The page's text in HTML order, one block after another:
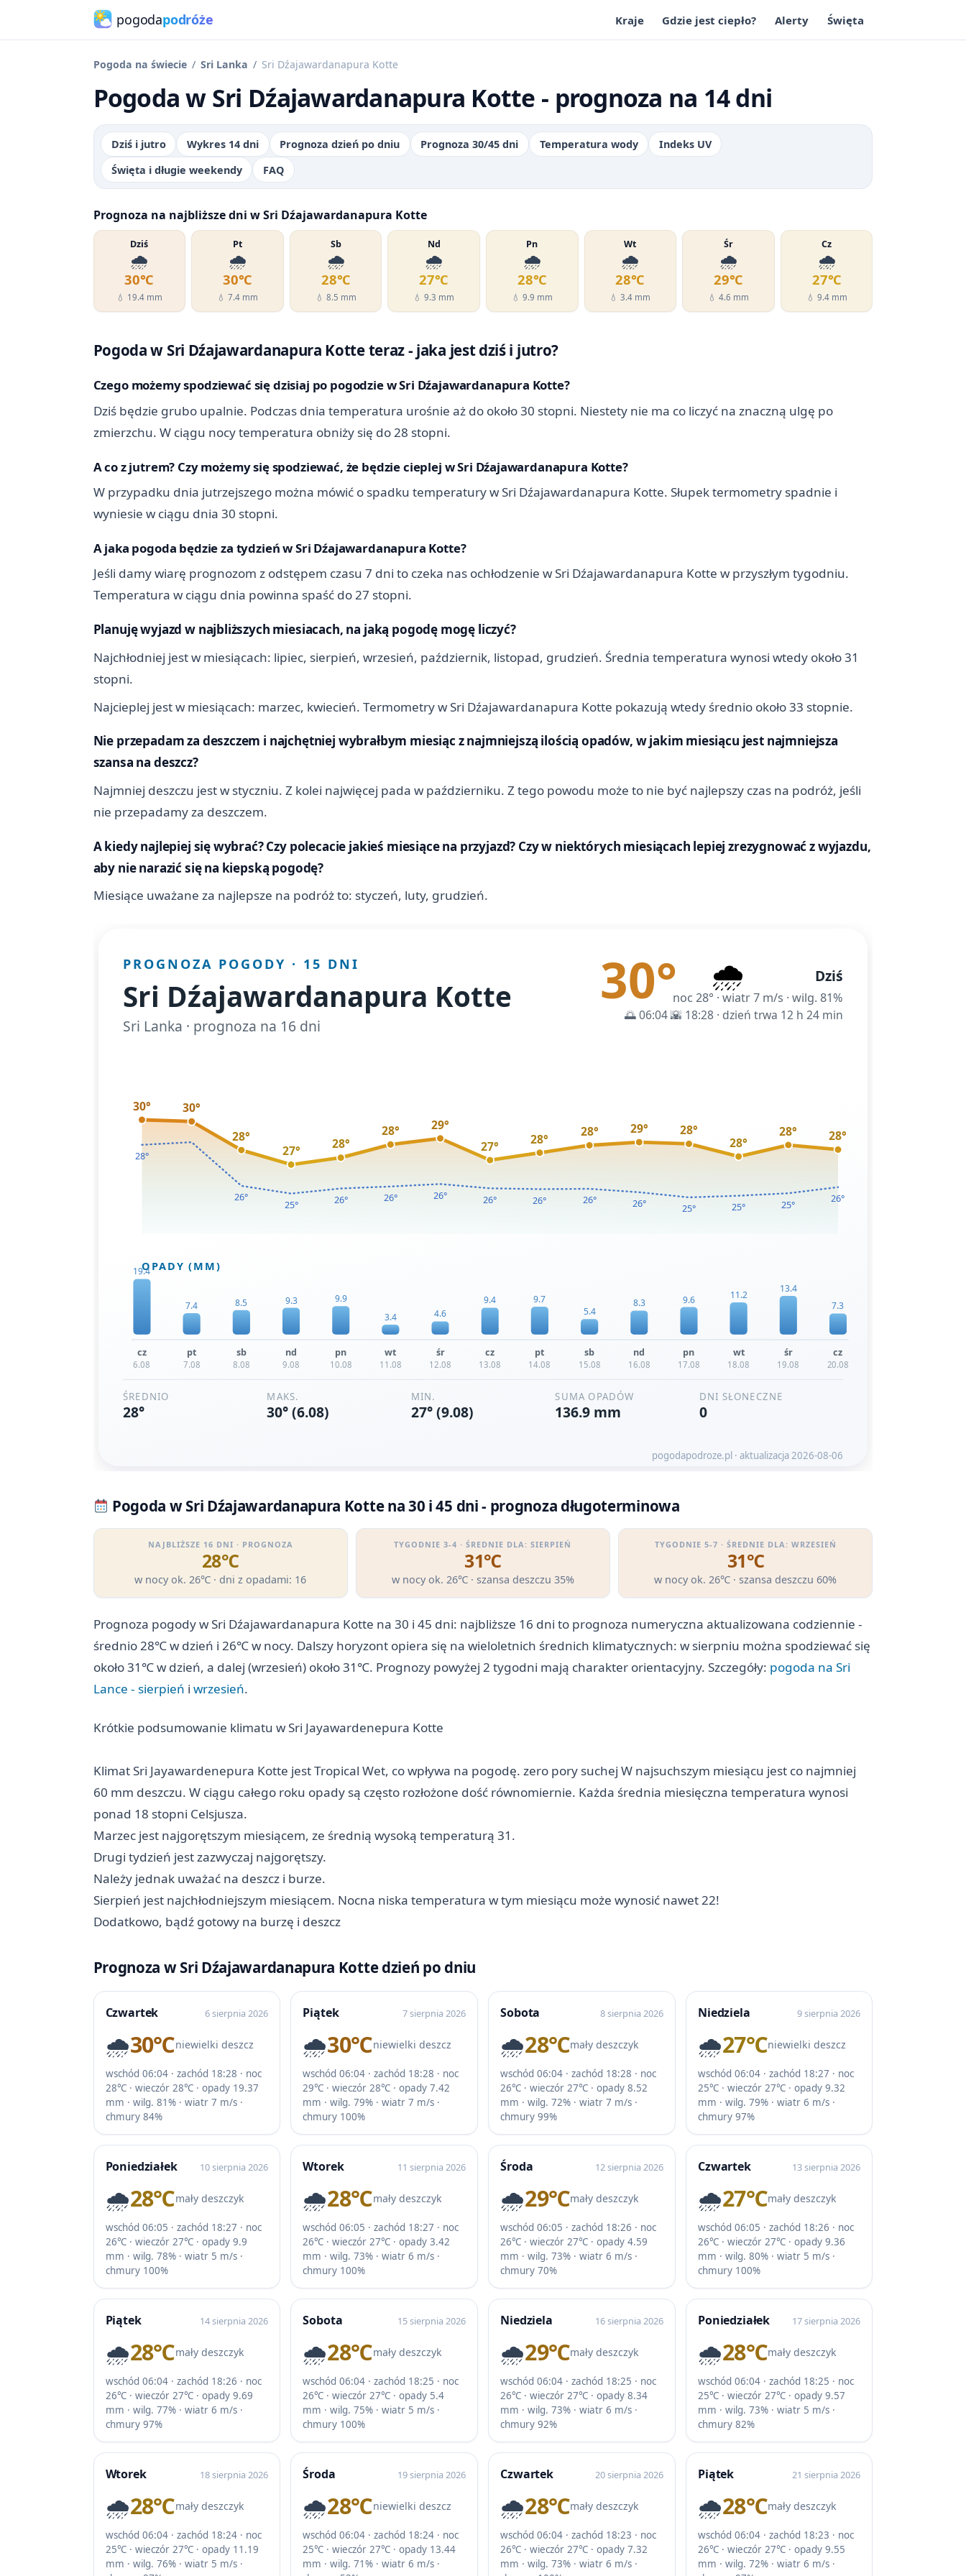
pogodapodróże Kraje Gdzie jest ciepło? Alerty Święta
Pogoda na świecie Sri Lanka Sri Dźajawardanapura Kotte
Pogoda w Sri Dźajawardanapura Kotte - prognoza na 14 dni
Dziś i jutro Wykres 14 dni Prognoza dzień po dniu Prognoza 30/45 dni Temperatura wody
Indeks UV
Święta i długie weekendy
FAQ
Prognoza na najbliższe dni w Sri Dźajawardanapura Kotte
Dziś
🌧️
30℃
💧 19.4 mm
Pt
🌧️
30℃
💧 7.4 mm
Sb
🌧️
28℃
💧 8.5 mm
Nd
🌧️
27℃
💧 9.3 mm
Pn
🌧️
28℃
💧 9.9 mm
Wt
🌧️
28℃
💧 3.4 mm
Śr
🌧️
29℃
💧 4.6 mm
Cz
🌧️
27℃
💧 9.4 mm
Pogoda w Sri Dźajawardanapura Kotte teraz - jaka jest dziś i jutro?
Czego możemy spodziewać się dzisiaj po pogodzie w Sri Dźajawardanapura Kotte?
Dziś będzie grubo upalnie. Podczas dnia temperatura urośnie aż do około 30 stopni. Niestety nie ma co liczyć na znaczną ulgę po
zmierzchu. W ciągu nocy temperatura obniży się do 28 stopni.
A co z jutrem? Czy możemy się spodziewać, że będzie cieplej w Sri Dźajawardanapura Kotte?
W przypadku dnia jutrzejszego można mówić o spadku temperatury w Sri Dźajawardanapura Kotte. Słupek termometry spadnie i
wyniesie w ciągu dnia 30 stopni.
A jaka pogoda będzie za tydzień w Sri Dźajawardanapura Kotte?
Jeśli damy wiarę prognozom z odstępem czasu 7 dni to czeka nas ochłodzenie w Sri Dźajawardanapura Kotte w przyszłym tygodniu.
Temperatura w ciągu dnia powinna spaść do 27 stopni.
Planuję wyjazd w najbliższych miesiacach, na jaką pogodę mogę liczyć?
Najchłodniej jest w miesiącach: lipiec, sierpień, wrzesień, październik, listopad, grudzień. Średnia temperatura wynosi wtedy około 31
stopni.
Najcieplej jest w miesiącach: marzec, kwiecień. Termometry w Sri Dźajawardanapura Kotte pokazują wtedy średnio około 33 stopnie.
Nie przepadam za deszczem i najchętniej wybrałbym miesiąc z najmniejszą ilością opadów, w jakim miesiącu jest najmniejsza
szansa na deszcz?
Najmniej deszczu jest w styczniu. Z kolei najwięcej pada w październiku. Z tego powodu może to nie być najlepszy czas na podróż, jeśli
nie przepadamy za deszczem.
A kiedy najlepiej się wybrać? Czy polecacie jakieś miesiące na przyjazd? Czy w niektórych miesiącach lepiej zrezygnować z wyjazdu,
aby nie narazić się na kiepską pogodę?
Miesiące uważane za najlepsze na podróż to: styczeń, luty, grudzień.
Pogoda w Sri Dźajawardanapura Kotte na 30 i 45 dni - prognoza długoterminowa
NAJBLIŻSZE 16 DNI · PROGNOZA
28℃
w nocy ok. 26℃ · dni z opadami: 16
TYGODNIE 3-4 · ŚREDNIE DLA: SIERPIEŃ
31℃
w nocy ok. 26℃ · szansa deszczu 35%
TYGODNIE 5-7 · ŚREDNIE DLA: WRZESIEŃ
31℃
w nocy ok. 26℃ · szansa deszczu 60%
Prognoza pogody w Sri Dźajawardanapura Kotte na 30 i 45 dni: najbliższe 16 dni to prognoza numeryczna aktualizowana codziennie -
średnio 28℃ w dzień i 26℃ w nocy. Dalszy horyzont opiera się na wieloletnich średnich klimatycznych: w sierpniu można spodziewać się
około 31℃ w dzień, a dalej (wrzesień) około 31℃. Prognozy powyżej 2 tygodni mają charakter orientacyjny. Szczegóły: pogoda na Sri
Lance - sierpień i wrzesień.
Krótkie podsumowanie klimatu w Sri Jayawardenepura Kotte
Klimat Sri Jayawardenepura Kotte jest Tropical Wet, co wpływa na pogodę. zero pory suchej W najsuchszym miesiącu jest co najmniej
60 mm deszczu. W ciągu całego roku opady są często rozłożone dość równomiernie. Każda średnia miesięczna temperatura wynosi
ponad 18 stopni Celsjusza.
Marzec jest najgorętszym miesiącem, ze średnią wysoką temperaturą 31.
Drugi tydzień jest zazwyczaj najgorętszy.
Należy jednak uważać na deszcz i burze.
Sierpień jest najchłodniejszym miesiącem. Nocna niska temperatura w tym miesiącu może wynosić nawet 22!
Dodatkowo, bądź gotowy na burzę i deszcz
Prognoza w Sri Dźajawardanapura Kotte dzień po dniu
Czwartek 6 sierpnia 2026
🌧️30℃niewielki deszcz
wschód 06:04 · zachód 18:28 · noc
28℃ · wieczór 28℃ · opady 19.37
mm · wilg. 81% · wiatr 7 m/s ·
chmury 84%
Piątek 7 sierpnia 2026
🌧️30℃niewielki deszcz
wschód 06:04 · zachód 18:28 · noc
29℃ · wieczór 28℃ · opady 7.42
mm · wilg. 79% · wiatr 7 m/s ·
chmury 100%
Sobota 8 sierpnia 2026
🌧️28℃mały deszczyk
wschód 06:04 · zachód 18:28 · noc
26℃ · wieczór 27℃ · opady 8.52
mm · wilg. 72% · wiatr 7 m/s ·
chmury 99%
Niedziela 9 sierpnia 2026
🌧️27℃niewielki deszcz
wschód 06:04 · zachód 18:27 · noc
25℃ · wieczór 27℃ · opady 9.32
mm · wilg. 79% · wiatr 6 m/s ·
chmury 97%
Poniedziałek 10 sierpnia 2026
🌧️28℃mały deszczyk
wschód 06:05 · zachód 18:27 · noc
26℃ · wieczór 27℃ · opady 9.9
mm · wilg. 78% · wiatr 5 m/s ·
chmury 100%
Wtorek 11 sierpnia 2026
🌧️28℃mały deszczyk
wschód 06:05 · zachód 18:27 · noc
26℃ · wieczór 27℃ · opady 3.42
mm · wilg. 73% · wiatr 6 m/s ·
chmury 100%
Środa 12 sierpnia 2026
🌧️29℃mały deszczyk
wschód 06:05 · zachód 18:26 · noc
26℃ · wieczór 27℃ · opady 4.59
mm · wilg. 73% · wiatr 6 m/s ·
chmury 70%
Czwartek 13 sierpnia 2026
🌧️27℃mały deszczyk
wschód 06:05 · zachód 18:26 · noc
26℃ · wieczór 27℃ · opady 9.36
mm · wilg. 80% · wiatr 5 m/s ·
chmury 100%
Piątek 14 sierpnia 2026
🌧️28℃mały deszczyk
wschód 06:04 · zachód 18:26 · noc
26℃ · wieczór 27℃ · opady 9.69
mm · wilg. 77% · wiatr 6 m/s ·
chmury 97%
Sobota 15 sierpnia 2026
🌧️28℃mały deszczyk
wschód 06:04 · zachód 18:25 · noc
26℃ · wieczór 27℃ · opady 5.4
mm · wilg. 75% · wiatr 5 m/s ·
chmury 100%
Niedziela 16 sierpnia 2026
🌧️29℃mały deszczyk
wschód 06:04 · zachód 18:25 · noc
26℃ · wieczór 27℃ · opady 8.34
mm · wilg. 73% · wiatr 6 m/s ·
chmury 92%
Poniedziałek 17 sierpnia 2026
🌧️28℃mały deszczyk
wschód 06:04 · zachód 18:25 · noc
25℃ · wieczór 27℃ · opady 9.57
mm · wilg. 73% · wiatr 5 m/s ·
chmury 82%
Wtorek 18 sierpnia 2026
🌧️28℃mały deszczyk
wschód 06:04 · zachód 18:24 · noc
25℃ · wieczór 27℃ · opady 11.19
mm · wilg. 76% · wiatr 5 m/s ·
Środa 19 sierpnia 2026
🌧️28℃niewielki deszcz
wschód 06:04 · zachód 18:24 · noc
25℃ · wieczór 27℃ · opady 13.44
mm · wilg. 71% · wiatr 6 m/s ·
Czwartek 20 sierpnia 2026
🌧️28℃mały deszczyk
wschód 06:04 · zachód 18:23 · noc
26℃ · wieczór 27℃ · opady 7.32
mm · wilg. 73% · wiatr 6 m/s ·
Piątek 21 sierpnia 2026
🌧️28℃mały deszczyk
wschód 06:04 · zachód 18:23 · noc
26℃ · wieczór 27℃ · opady 9.55
mm · wilg. 72% · wiatr 6 m/s ·